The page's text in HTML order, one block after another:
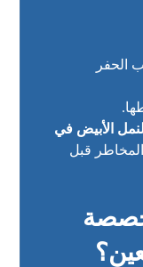
الحفر
الأبيض في
المخاطر قبل